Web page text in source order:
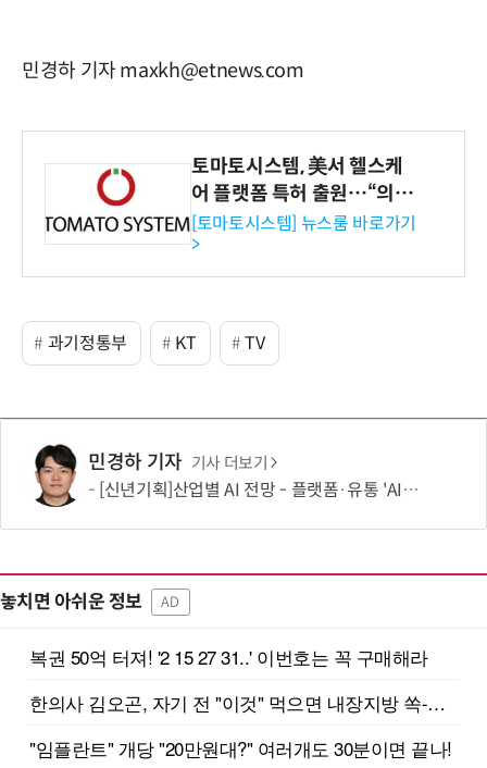
민경하 기자 maxkh@etnews.com
토마토시스템, 美서 헬스케
어 플랫폼 특허 출원…“의료
기관·보험사 공략”
[토마토시스템] 뉴스룸 바로가기
>
과기정통부 KT TV
민경하 기자 기사 더보기
[신년기획]산업별 AI 전망 - 플랫폼·유통 'AI 에이전트 시대' 개막
놓치면 아쉬운 정보 AD